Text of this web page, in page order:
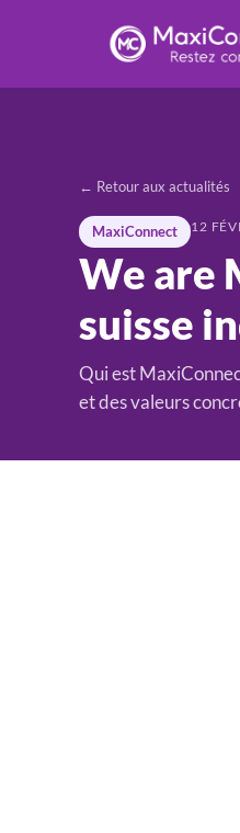
← Retour aux actualités
MaxiConnect 12
We are
suisse
Qui est
et des valeurs